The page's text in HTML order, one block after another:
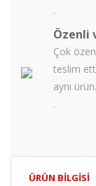
.
Özenli
Çok
teslim
aynı
.
ÜRÜN BILGISI